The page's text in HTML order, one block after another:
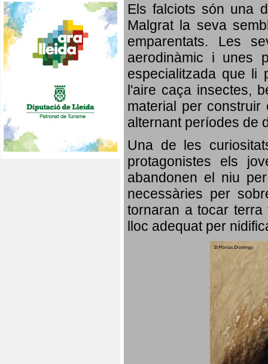
Els falciots són una
Malgrat la seva
emparentats. Les
aerodinàmic i unes
especialitzada que li
l'aire caça insectes,
material per
alternant períodes de
Una de les
protagonistes els
abandonen el niu
necessàries per
tornaran a tocar
lloc adequat per